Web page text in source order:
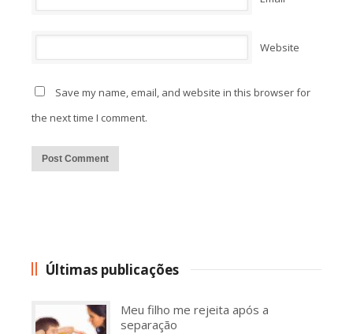
Website
Save my name, email, and website in this browser for
the next time I comment.
Últimas publicações
Meu filho me rejeita após a
separação